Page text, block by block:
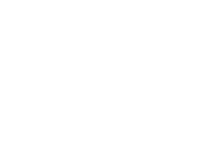
Aller au contenu